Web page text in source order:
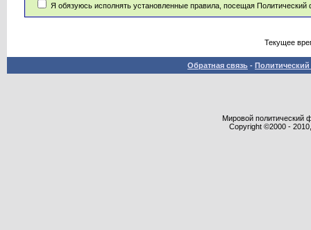
Я обязуюсь исполнять установленные правила, посещая
Текущее
Обратная связь -
Мировой политический
Copyright ©2000 -